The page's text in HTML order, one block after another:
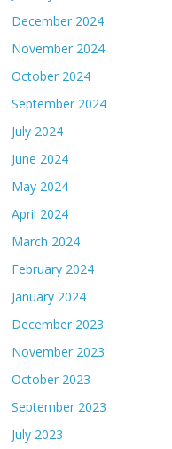
December 2024
November 2024
October 2024
September 2024
July 2024
June 2024
May 2024
April 2024
March 2024
February 2024
January 2024
December 2023
November 2023
October 2023
September 2023
July 2023